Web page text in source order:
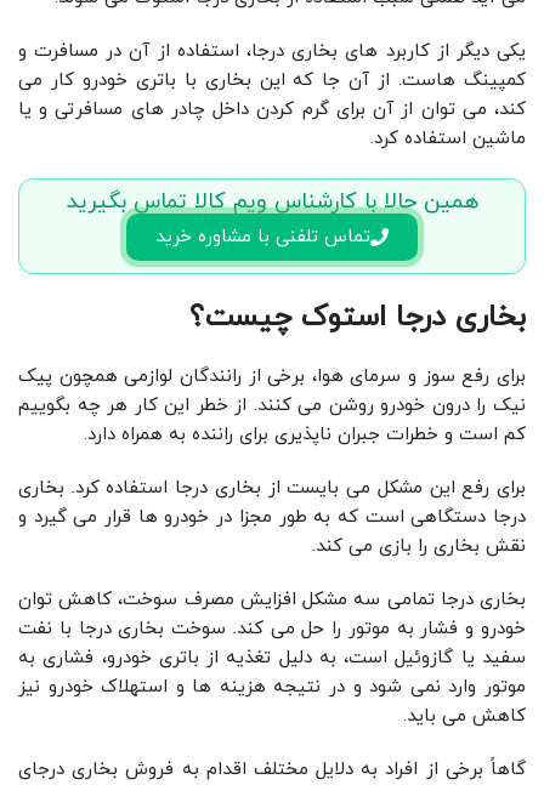
یکی دیگر از کاربرد های بخاری درجا، استفاده از آن در مسافرت و
کمپینگ هاست. از آن جا که این بخاری با باتری خودرو کار می
کند، می توان از آن برای گرم کردن داخل چادر های مسافرتی و یا
ماشین استفاده کرد.
همین حالا با کارشناس ویم کالا تماس بگیرید
تماس تلفنی با مشاوره خرید
بخاری درجا استوک چیست؟
برای رفع سوز و سرمای هوا، برخی از رانندگان لوازمی همچون پیک
نیک را درون خودرو روشن می کنند. از خطر این کار هر چه بگوییم
کم است و خطرات جبران ناپذیری برای راننده به همراه دارد.
برای رفع این مشکل می بایست از بخاری درجا استفاده کرد. بخاری
درجا دستگاهی است که به طور مجزا در خودرو ها قرار می گیرد و
نقش بخاری را بازی می کند.
بخاری درجا تمامی سه مشکل افزایش مصرف سوخت، کاهش توان
خودرو و فشار به موتور را حل می کند. سوخت بخاری درجا با نفت
سفید یا گازوئیل است، به دلیل تغذیه از باتری خودرو، فشاری به
موتور وارد نمی شود و در نتیجه هزینه ها و استهلاک خودرو نیز
کاهش می باید.
گاهاً برخی از افراد به دلایل مختلف اقدام به فروش بخاری درجای